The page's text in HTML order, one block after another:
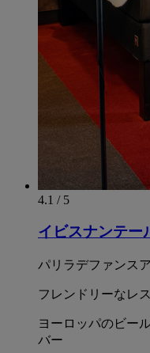
4.1 / 5
イビスナンテー
パリラデファンス
フレンドリーなレ
ヨーロッパのビー
バー